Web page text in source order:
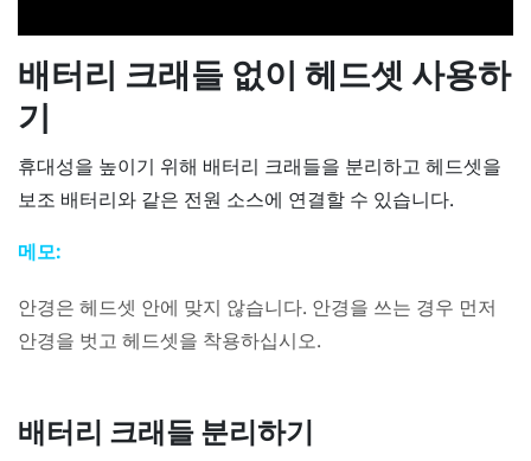
배터리 크래들 없이 헤드셋 사용하
기
휴대성을 높이기 위해 배터리 크래들을 분리하고 헤드셋을
보조 배터리와 같은 전원 소스에 연결할 수 있습니다.
메모:
안경은 헤드셋 안에 맞지 않습니다. 안경을 쓰는 경우 먼저
안경을 벗고 헤드셋을 착용하십시오.
배터리 크래들 분리하기